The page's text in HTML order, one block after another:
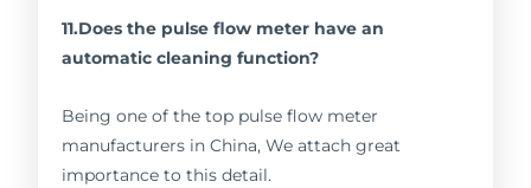
11.Does the pulse flow meter have an
automatic cleaning function?
Being one of the top pulse flow meter
manufacturers in China, We attach great
importance to this detail.